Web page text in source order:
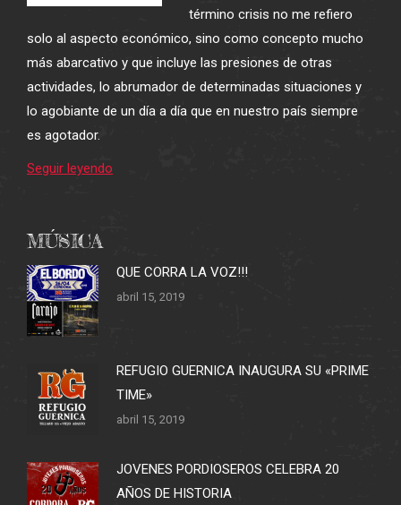
término crisis no me refiero
solo al aspecto económico, sino como concepto mucho
más abarcativo y que incluye las presiones de otras
actividades, lo abrumador de determinadas situaciones y
lo agobiante de un día a día que en nuestro país siempre
es agotador.
Seguir leyendo
MÚSICA
QUE CORRA LA VOZ!!!
abril 15, 2019
REFUGIO GUERNICA INAUGURA SU «PRIME
TIME»
abril 15, 2019
JOVENES PORDIOSEROS CELEBRA 20
AÑOS DE HISTORIA